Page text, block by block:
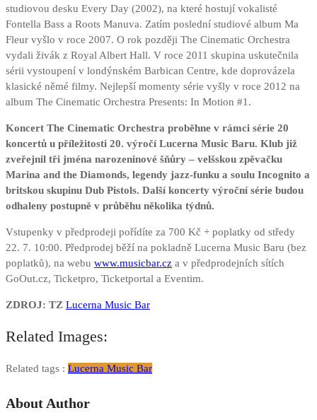
studiovou desku Every Day (2002), na které hostují vokalisté
Fontella Bass a Roots Manuva. Zatím poslední studiové album Ma
Fleur vyšlo v roce 2007. O rok později The Cinematic Orchestra
vydali živák z Royal Albert Hall. V roce 2011 skupina uskutečnila
sérii vystoupení v londýnském Barbican Centre, kde doprovázela
klasické němé filmy. Nejlepší momenty série vyšly v roce 2012 na
album The Cinematic Orchestra Presents: In Motion #1.
Koncert The Cinematic Orchestra proběhne v rámci série 20
koncertů u příležitosti 20. výročí Lucerna Music Baru. Klub již
zveřejnil tři jména narozeninové šňůry – velšskou zpěvačku
Marina and the Diamonds, legendy jazz-funku a soulu Incognito a
britskou skupinu Dub Pistols. Další koncerty výroční série budou
odhaleny postupně v průběhu několika týdnů.
Vstupenky v předprodeji pořídíte za 700 Kč + poplatky od středy
22. 7. 10:00. Předprodej běží na pokladně Lucerna Music Baru (bez
poplatků), na webu www.musicbar.cz a v předprodejních sítích
GoOut.cz, Ticketpro, Ticketportal a Eventim.
ZDROJ: TZ Lucerna Music Bar
Related Images:
Related tags : Lucerna Music Bar
About Author